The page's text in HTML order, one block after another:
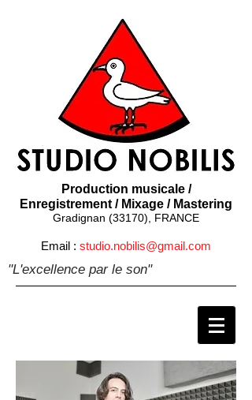
Production musicale /
Enregistrement / Mixage / Mastering
Gradignan (33170), FRANCE
Email : studio.nobilis@gmail.com
"L'excellence par le son"